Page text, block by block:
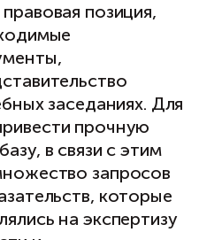
позиция,
заседаниях. Для
прочную
в связи с этим
запросов
которые
на экспертизу